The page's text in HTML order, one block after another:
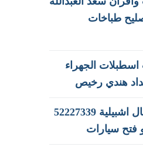
تصليح طباخات
الجهراء
نجار فتح اقفال اشبيلية 52227339
فتح سيارات